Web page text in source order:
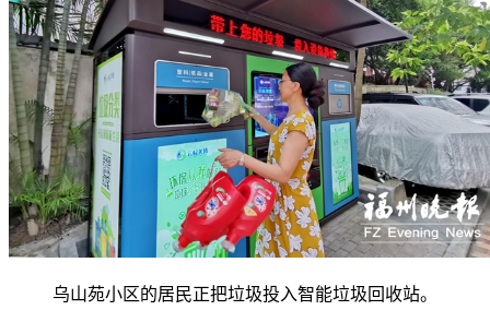
乌山苑小区的居民正把垃圾投入智能垃圾回收站。